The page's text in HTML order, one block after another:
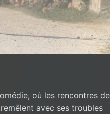
où les rencontres de
avec ses troubles